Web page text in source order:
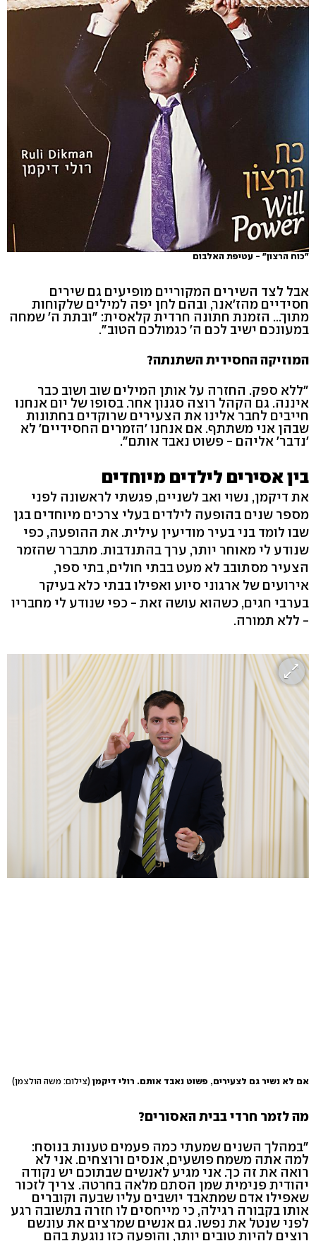
"כוח הרצון" - עטיפת האלבום
אבל לצד השירים המקוריים מופיעים גם שירים
חסידיים מהז'אנר, ובהם לחן יפה למילים שלקוחות
מתוך... הזמנת חתונה חרדית קלאסית: "ובתת ה' שמחה
במעונכם ישיב לכם ה' כגמולכם הטוב".
המוזיקה החסידית השתנתה?
"ללא ספק. החזרה על אותן המילים שוב ושוב כבר
איננה. גם הקהל רוצה סגנון אחר. בסופו של יום אנחנו
חייבים לחבר אלינו את הצעירים שרוקדים בחתונות
שבהן אני משתתף. אם אנחנו 'הזמרים החסידיים' לא
'נדבר' אליהם - פשוט נאבד אותם".
בין אסירים לילדים מיוחדים
את דיקמן, נשוי ואב לשניים, פגשתי לראשונה לפני
מספר שנים בהופעה לילדים בעלי צרכים מיוחדים בגן
שבו לומד בני בעיר מודיעין עילית. את ההופעה, כפי
שנודע לי מאוחר יותר, ערך בהתנדבות. מתברר שהזמר
הצעיר מסתובב לא מעט בבתי חולים, בתי ספר,
אירועים של ארגוני סיוע ואפילו בבתי כלא בעיקר
בערבי חגים, כשהוא עושה זאת - כפי שנודע לי מחבריו
- ללא תמורה.
אם לא נשיר גם לצעירים, פשוט נאבד אותם. רולי דיקמן (צילום: משה הולצמן)
מה לזמר חרדי בבית האסורים?
"במהלך השנים שמעתי כמה פעמים טענות בנוסח:
למה אתה משמח פושעים, אנסים ורוצחים. אני לא
רואה את זה כך. אני מגיע לאנשים שבתוכם יש נקודה
יהודית פנימית שמן הסתם מלאה בחרטה. צריך לזכור
שאפילו אדם שמתאבד יושבים עליו שבעה וקוברים
אותו בקבורה רגילה, כי מייחסים לו חזרה בתשובה רגע
לפני שנטל את נפשו. גם אנשים שמרצים את עונשם
רוצים להיות טובים יותר, והופעה כזו נוגעת בהם